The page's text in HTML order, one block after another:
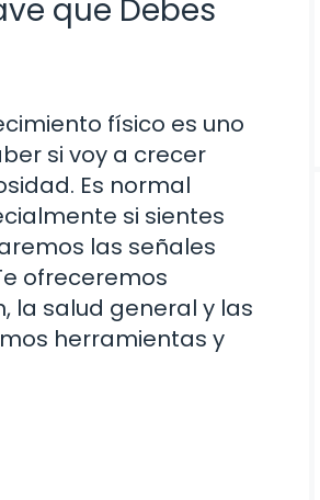
que Debes
físico es uno
si voy a crecer
Es normal
si sientes
las señales
ofreceremos
la salud general y las
herramientas y